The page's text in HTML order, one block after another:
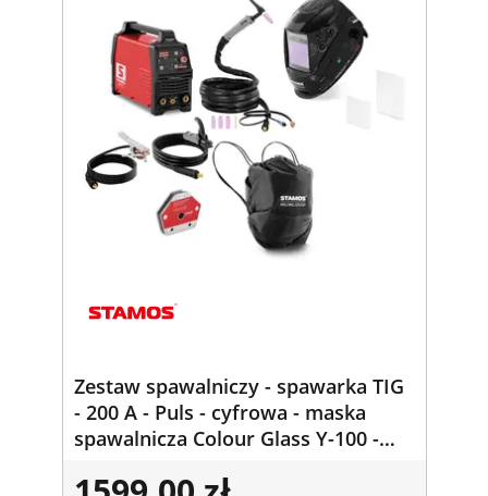
Zestaw spawalniczy - spawarka TIG
- 200 A - Puls - cyfrowa - maska
spawalnicza Colour Glass Y-100 -
30/45/60/75/90/105° - 50 kg